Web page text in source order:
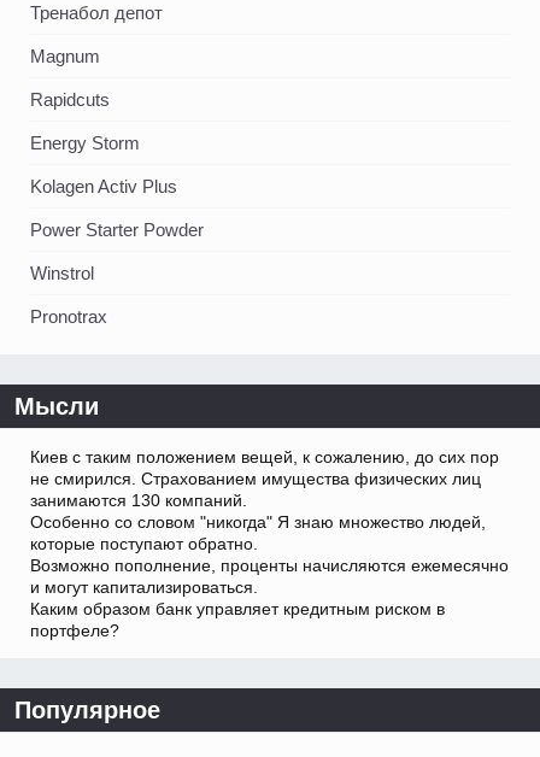
Тренабол депот
Magnum
Rapidcuts
Energy Storm
Kolagen Activ Plus
Power Starter Powder
Winstrol
Pronotrax
Мысли
Киев с таким положением вещей, к сожалению, до сих пор
не смирился. Страхованием имущества физических лиц
занимаются 130 компаний.
Особенно со словом "никогда" Я знаю множество людей,
которые поступают обратно.
Возможно пополнение, проценты начисляются ежемесячно
и могут капитализироваться.
Каким образом банк управляет кредитным риском в
портфеле?
Популярное